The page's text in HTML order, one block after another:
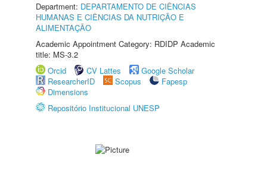
Department: DEPARTAMENTO DE CIÊNCIAS
HUMANAS E CIÊNCIAS DA NUTRIÇÃO E
ALIMENTAÇÃO
Academic Appointment Category: RDIDP Academic
title: MS-3.2
Orcid
CV Lattes
Google Scholar
ResearcherID
Scopus
Fapesp
Dimensions
Repositório Institucional UNESP